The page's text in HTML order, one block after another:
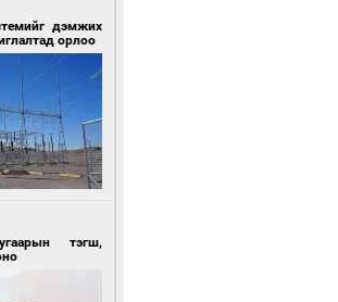
Сутай хайрхны
дэмжих
орлоо
тэгш,